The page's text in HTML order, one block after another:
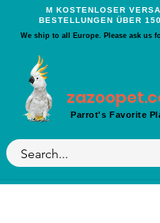
Μ KOSTENLOSER
BESTELLUNGEN ÜBER
We ship to all Europe. Please ask us
Parrot's Favorite